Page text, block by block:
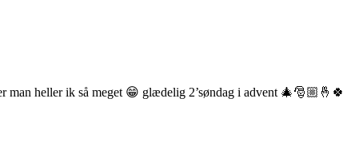
man heller ik så meget 😁 glædelig 2’søndag i advent 🎄🎅🏼🤞🍀